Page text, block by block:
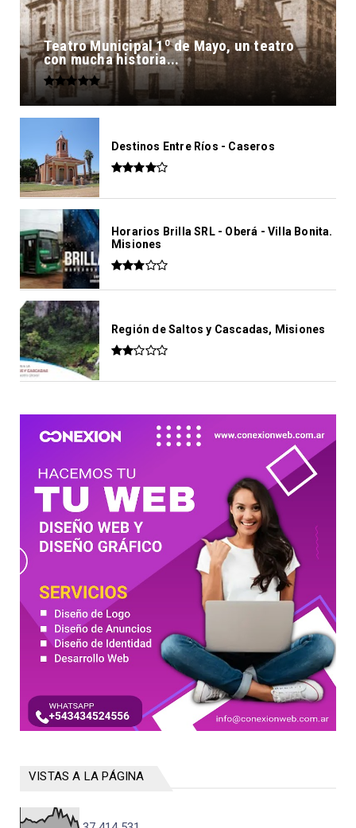
Teatro Municipal 1º de Mayo, un teatro
con mucha historia...
Destinos Entre Ríos - Caseros
Horarios Brilla SRL - Oberá - Villa Bonita.
Misiones
Región de Saltos y Cascadas, Misiones
VISTAS A LA PÁGINA